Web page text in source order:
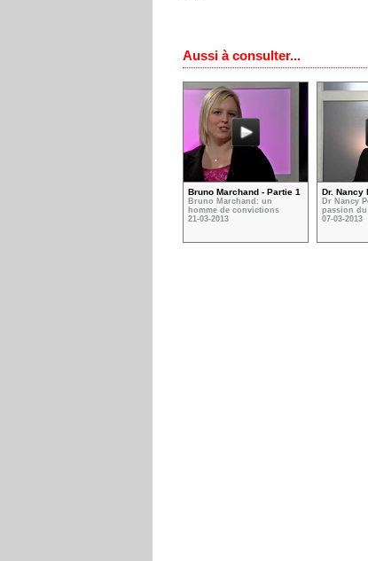
Aussi à consulter...
Bruno Marchand - Partie 1
Bruno Marchand: un
homme de convictions
21-03-2013
Dr. Nancy
Dr Nancy
passion
07-03-2013